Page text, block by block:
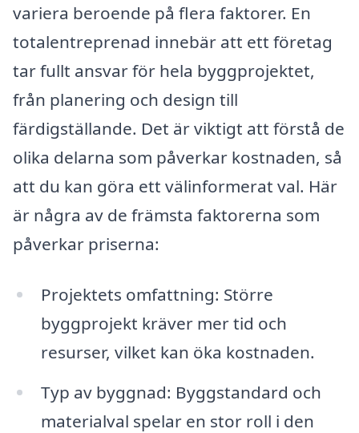
variera beroende på flera faktorer. En
totalentreprenad innebär att ett företag
tar fullt ansvar för hela byggprojektet,
från planering och design till
färdigställande. Det är viktigt att förstå de
olika delarna som påverkar kostnaden, så
att du kan göra ett välinformerat val. Här
är några av de främsta faktorerna som
påverkar priserna:
Projektets omfattning: Större
byggprojekt kräver mer tid och
resurser, vilket kan öka kostnaden.
Typ av byggnad: Byggstandard och
materialval spelar en stor roll i den